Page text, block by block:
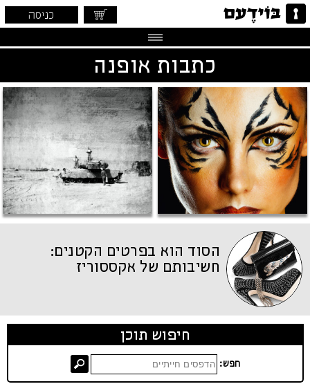
כניסה
כתבות אופנה
הסוד הוא בפרטים הקטנים:
חשיבותם של אקססוריז
חיפוש תוכן
חפש: